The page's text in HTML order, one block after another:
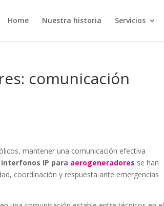
Home Nuestra historia Servicios
comunicación
mantener una comunicación efectiva
interfonos IP para aerogeneradores se han
coordinación y respuesta ante emergencias